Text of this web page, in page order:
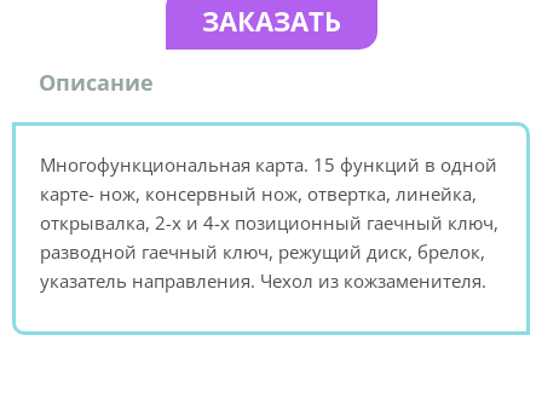
ЗАКАЗАТЬ
Описание
Многофункциональная карта. 15 функций в одной
карте- нож, консервный нож, отвертка, линейка,
открывалка, 2-х и 4-х позиционный гаечный ключ,
разводной гаечный ключ, режущий диск, брелок,
указатель направления. Чехол из кожзаменителя.